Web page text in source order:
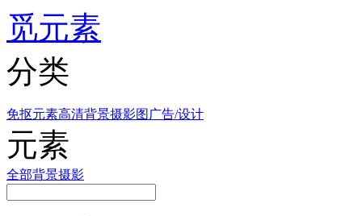
觅元素
分类
免抠元素高清背景摄影图 广告/设计
元素
全部背景摄影